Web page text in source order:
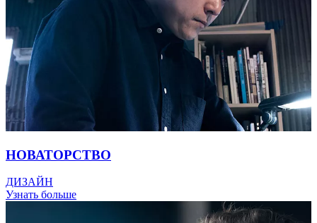
НОВАТОРСТВО
ДИЗАЙН
Узнать больше